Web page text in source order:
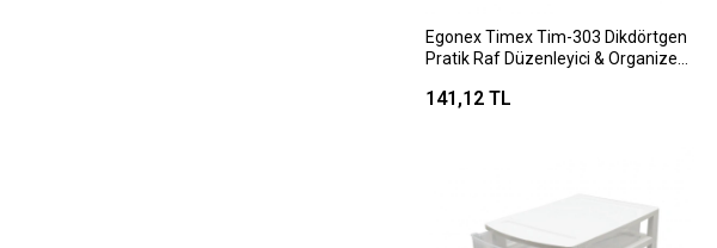
Egonex Timex Tim-303 Dikdörtgen
Pratik Raf Düzenleyici & Organizer
141,12 TL